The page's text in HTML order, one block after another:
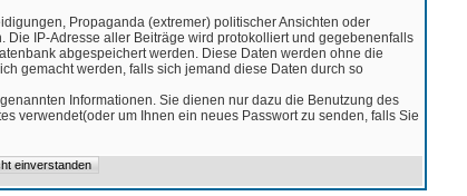
Propaganda (extremer) politischer Ansichten oder
Die IP-Adresse aller Beiträge wird protokolliert und gegebenenfalls
abgespeichert werden. Diese Daten werden ohne die
gemacht werden, falls sich jemand diese Daten durch so
Informationen. Sie dienen nur dazu die Benutzung des
verwendet(oder um Ihnen ein neues Passwort zu senden, falls Sie